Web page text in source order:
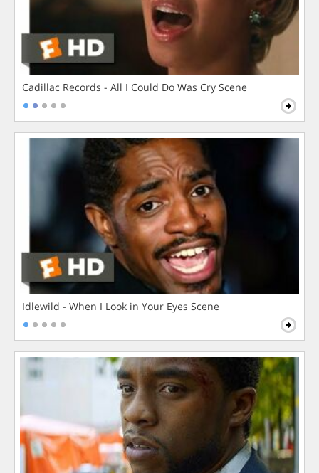
Cadillac Records - All I Could Do Was Cry Scene
Idlewild - When I Look in Your Eyes Scene